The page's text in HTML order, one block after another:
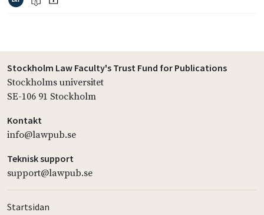
Stockholm Law Faculty's Trust Fund for Publications
Stockholms universitet
SE-106 91 Stockholm
Kontakt
info@lawpub.se
Teknisk support
support@lawpub.se
Startsidan